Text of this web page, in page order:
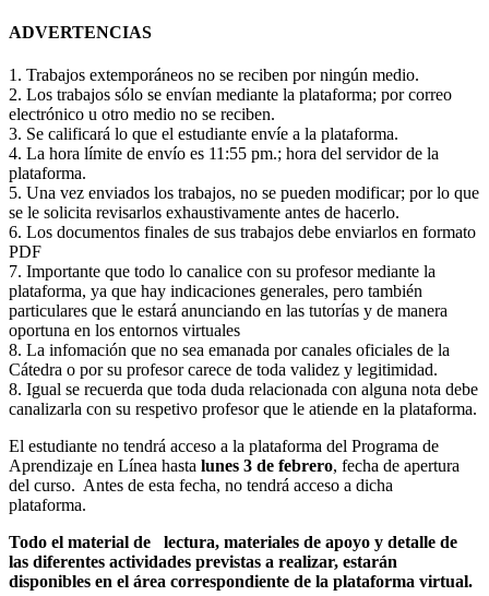
ADVERTENCIAS
1. Trabajos extemporáneos no se reciben por ningún medio.
2. Los trabajos sólo se envían mediante la plataforma; por correo
electrónico u otro medio no se reciben.
3. Se calificará lo que el estudiante envíe a la plataforma.
4. La hora límite de envío es 11:55 pm.; hora del servidor de la
plataforma.
5. Una vez enviados los trabajos, no se pueden modificar; por lo que
se le solicita revisarlos exhaustivamente antes de hacerlo.
6. Los documentos finales de sus trabajos debe enviarlos en formato
PDF
7. Importante que todo lo canalice con su profesor mediante la
plataforma, ya que hay indicaciones generales, pero también
particulares que le estará anunciando en las tutorías y de manera
oportuna en los entornos virtuales
8. La infomación que no sea emanada por canales oficiales de la
Cátedra o por su profesor carece de toda validez y legitimidad.
8. Igual se recuerda que toda duda relacionada con alguna nota debe
canalizarla con su respetivo profesor que le atiende en la plataforma.
El estudiante no tendrá acceso a la plataforma del Programa de
Aprendizaje en Línea hasta lunes 3 de febrero, fecha de apertura
del curso. Antes de esta fecha, no tendrá acceso a dicha
plataforma.
Todo el material de lectura, materiales de apoyo y detalle de
las diferentes actividades previstas a realizar, estarán
disponibles en el área correspondiente de la plataforma virtual.